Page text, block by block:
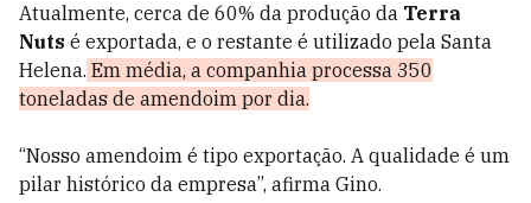
Atualmente, cerca de 60% da produção da Terra
Nuts é exportada, e o restante é utilizado pela Santa
Helena. Em média, a companhia processa 350
toneladas de amendoim por dia.
“Nosso amendoim é tipo exportação. A qualidade é um
pilar histórico da empresa”, afirma Gino.